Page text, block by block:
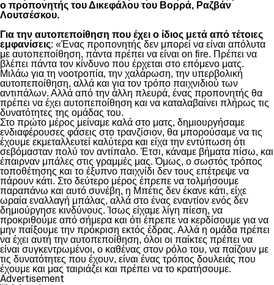
ο προπονητής του Δικεφάλου του Βορρά, Ραζβάν
Λουτσέσκου.
Για την αυτοπεποίθηση που έχει ο ίδιος μετά από τέτοιες
εμφανίσεις: «Ένας προπονητής δεν μπορεί να είναι απόλυτα
με αυτοπεποίθηση, πάντα πρέπει να είναι on fire. Πρέπει να
βλέπει πάντα τον κίνδυνο που έρχεται στο επόμενο ματς.
Μιλάω για τη νοοτροπία, την χαλάρωση, την υπερβολική
αυτοπεποίθηση, αλλά και για τον τρόπο παιχνιδιού των
αντιπάλων. Αλλά από την άλλη πλευρά, ένας προπονητής θα
πρέπει να έχει αυτοπεποίθηση και να καταλαβαίνει πλήρως τις
δυνατότητες της ομάδας του.
Στο πρώτο μέρος μείναμε καλά στο ματς, δημιουργήσαμε
ενδιαφέρουσες φάσεις στο τρανζίσιον, θα μπορούσαμε να τις
έχουμε εκμεταλλευτεί καλύτερα και είχα την εντύπωση ότι
σεβόμασταν πολύ τον αντίπαλο. Έτσι, κάναμε βήματα πίσω, και
έπαιρναν μπάλες στις γραμμές μας. Όμως, ο σωστός τρόπος
τοποθέτησης και το έξυπνο παιχνίδι δεν τους επέτρεψε να
πάρουν κάτι. Στο δεύτερο μέρος έπρεπε να τολμήσουμε
παραπάνω και αυτό συνέβη, η Μπέτις δεν έκανε κάτι, είχε
ωραία εναλλαγή μπάλας, αλλά στο ένας εναντίον ενός δεν
δημιούργησε κινδύνους. Ίσως είχαμε λίγη πίεση, να
προκριθούμε από σήμερα και ότι έπρεπε να κερδίσουμε για να
μην παίξουμε την πρόκριση εκτός έδρας. Αλλά η ομάδα πρέπει
να έχει αυτή την αυτοπεποίθηση, όλοι οι παίκτες πρέπει να
είναι συγκεντρωμένοι, ο καθένας στον ρόλο του, να παίζουν με
τις δυνατότητες που έχουν, είναι ένας τρόπος δουλειάς που
έχουμε και μας ταιριάζει και πρέπει να το κρατήσουμε.
Advertisement